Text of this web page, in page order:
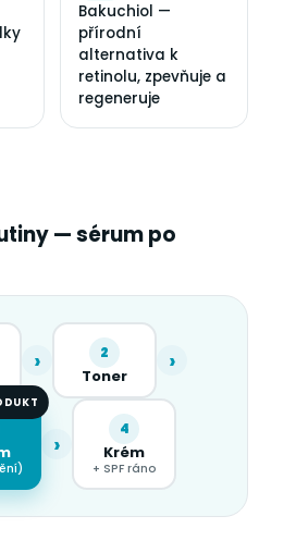
Bakuchiol —
přírodní
alternativa k
retinolu, zpevňuje a
regeneruje
— sérum po
› 2
Toner
›
› 4
Krém
+ SPF ráno